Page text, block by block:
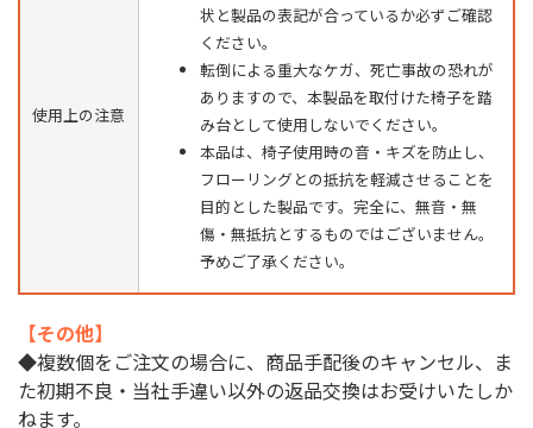
使用上の注意
状と製品の表記が合っているか必ずご確認
ください。
転倒による重大なケガ、死亡事故の恐れが
ありますので、本製品を取付けた椅子を踏
み台として使用しないでください。
本品は、椅子使用時の音・キズを防止し、
フローリングとの抵抗を軽減させることを
目的とした製品です。完全に、無音・無
傷・無抵抗とするものではございません。
予めご了承ください。
【その他】
◆複数個をご注文の場合に、商品手配後のキャンセル、ま
た初期不良・当社手違い以外の返品交換はお受けいたしか
ねます。